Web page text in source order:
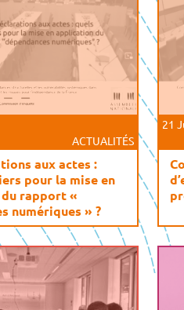
ACTUALITÉS
aux actes :
pour la mise en
rapport «
numériques » ?
21